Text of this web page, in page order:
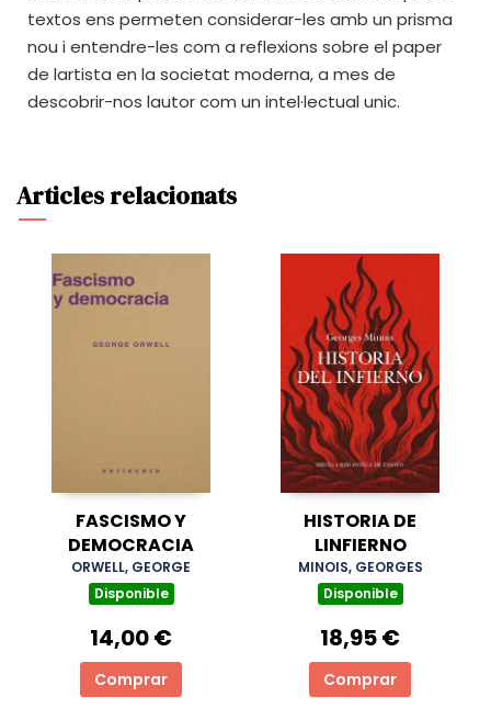
textos ens permeten considerar-les amb un prisma
nou i entendre-les com a reflexions sobre el paper
de lartista en la societat moderna, a mes de
descobrir-nos lautor com un intel·lectual unic.
Articles relacionats
FASCISMO Y
DEMOCRACIA
ORWELL, GEORGE
Disponible
14,00 €
Comprar
HISTORIA DE
LINFIERNO
MINOIS, GEORGES
Disponible
18,95 €
Comprar